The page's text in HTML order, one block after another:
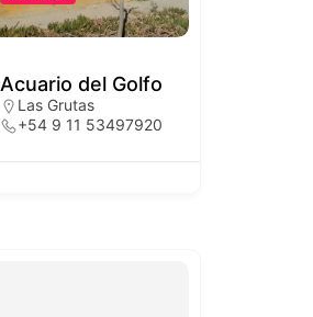
Acuario del Golfo
Las Grutas
+54 9 11 53497920